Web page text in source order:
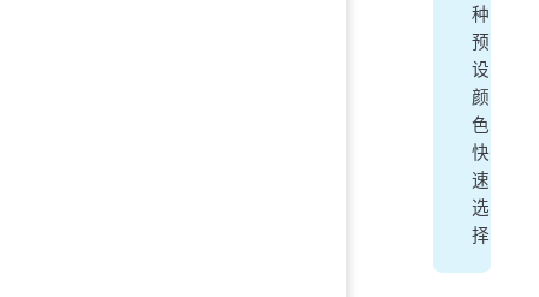
种
预
设
颜
色
快
速
选
择